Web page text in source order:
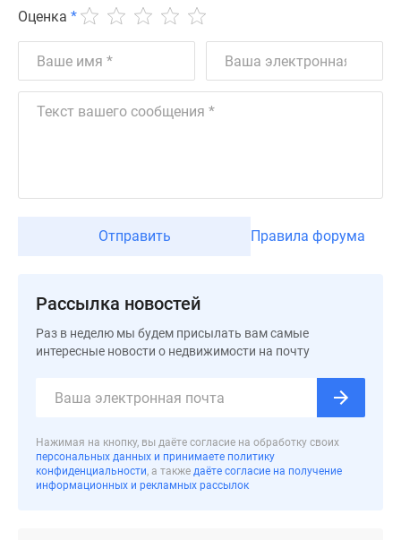
Квартиры
скидками
25%
Новостройки
Коттеджные
поселки
Петербурге
поселки
Ленинградской
Оценка *
Отправить Правила форума
Рассылка новостей
Раз в неделю мы будем присылать вам самые
интересные новости о недвижимости на почту
Нажимая на кнопку, вы даёте согласие на обработку своих
персональных данных и принимаете политику
конфиденциальности, а также даёте согласие на получение
информационных и рекламных рассылок